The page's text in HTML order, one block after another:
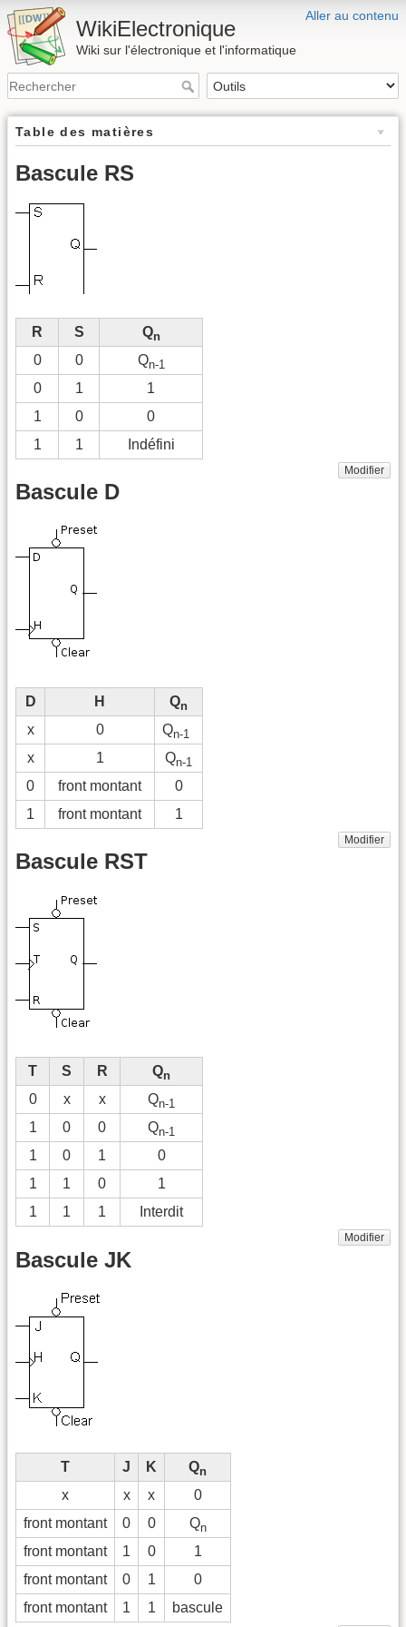
Aller au contenu
WikiElectronique
Wiki sur l'électronique et l'informatique
Table des matières
Bascule RS
R S Qn
0 0 Qn-1
0 1
1
1
0
0
1
1 Indéfini
Modifier
Bascule D
D H Qn
x 0 Qn-1
x 1 Qn-1
0 front montant
0
1
front montant 1
Modifier
Bascule RST
T S R Qn
0 x x Qn-1
1 0 0 Qn-1
1 0 1
0
1
1 0
1
1
1 1 Interdit
Modifier
Bascule JK
T J K Qn
x x x
0
front montant
0 0 Qn
front montant 1 0
1
front montant
0 1
0
front montant
1 1 bascule